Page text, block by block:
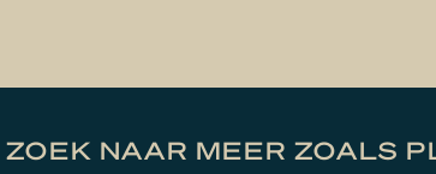
ZOEK NAAR MEER ZOALS